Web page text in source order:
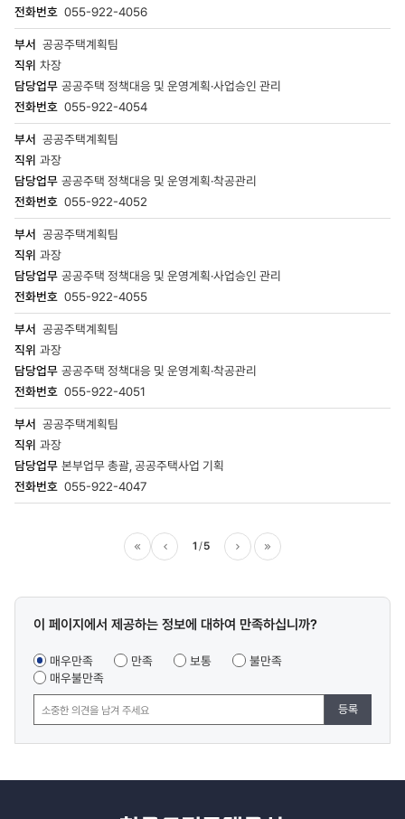
055-922-4056
공공주택계획팀
차장
공공주택 정책대응 및 운영계획·사업승인 관리
055-922-4054
공공주택계획팀
과장
공공주택 정책대응 및 운영계획·착공관리
055-922-4052
공공주택계획팀
과장
공공주택 정책대응 및 운영계획·사업승인 관리
055-922-4055
공공주택계획팀
과장
공공주택 정책대응 및 운영계획·착공관리
055-922-4051
공공주택계획팀
과장
본부업무 총괄, 공공주택사업 기획
055-922-4047
1 5
콘텐츠
조사
이 페이지에서 제공하는 정보에 대하여 만족하십니까?
매우만족 만족 보통
불만족
매우불만족
등록